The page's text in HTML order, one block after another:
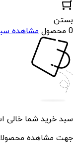
بستن
0 محصول
مشاهده
سبد خرید شما خالی
جهت مشاهده